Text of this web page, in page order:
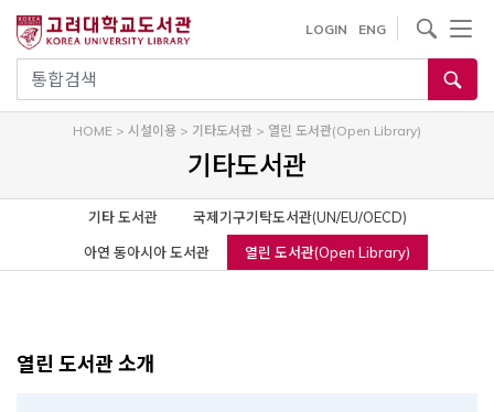
건
기
통합검색
LOGIN ENG
사이트내 검색
HOME > 시설이용 > 기타도서관 > 열린 도서관(Open Library)
기타도서관
기타 도서관
국제기구기탁도서관(UN/EU/OECD)
아연 동아시아 도서관
열린 도서관(Open Library)
열린 도서관 소개